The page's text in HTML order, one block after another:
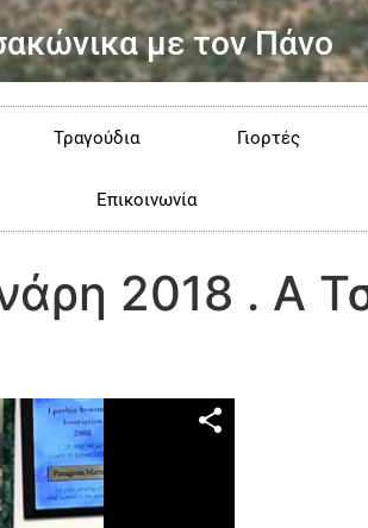
με τον Πάνο
Τραγούδια Γιορτές
Επικοινωνία
2018 . Α